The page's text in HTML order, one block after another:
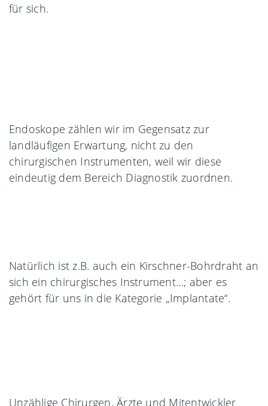
für sich.
Endoskope zählen wir im Gegensatz zur
landläufigen Erwartung, nicht zu den
chirurgischen Instrumenten, weil wir diese
eindeutig dem Bereich Diagnostik zuordnen.
Natürlich ist z.B. auch ein Kirschner-Bohrdraht an
sich ein chirurgisches Instrument…; aber es
gehört für uns in die Kategorie „Implantate“.
Unzählige Chirurgen, Ärzte und Mitentwickler